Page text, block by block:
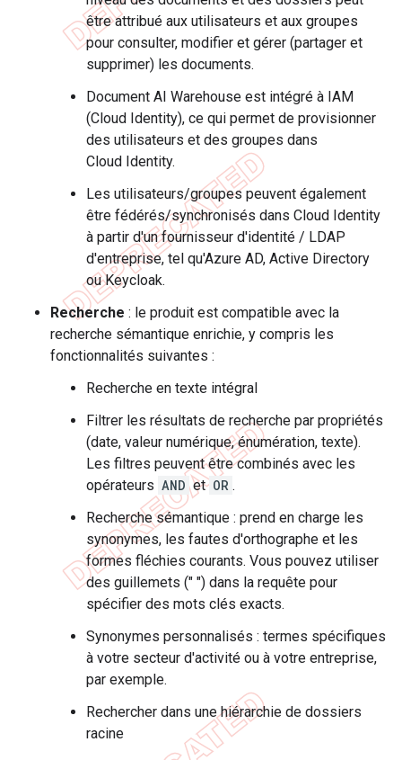
être attribué aux utilisateurs et aux groupes
pour consulter, modifier et gérer (partager et
supprimer) les documents.
Document AI Warehouse est intégré à IAM
(Cloud Identity), ce qui permet de provisionner
des utilisateurs et des groupes dans
Cloud Identity.
Les utilisateurs/groupes peuvent également
être fédérés/synchronisés dans Cloud Identity
à partir d'un fournisseur d'identité / LDAP
d'entreprise, tel qu'Azure AD, Active Directory
ou Keycloak.
Recherche : le produit est compatible avec la
recherche sémantique enrichie, y compris les
fonctionnalités suivantes :
Recherche en texte intégral
Filtrer les résultats de recherche par propriétés
(date, valeur numérique, énumération, texte).
Les filtres peuvent être combinés avec les
opérateurs AND et OR .
Recherche sémantique : prend en charge les
synonymes, les fautes d'orthographe et les
formes fléchies courants. Vous pouvez utiliser
des guillemets (" ") dans la requête pour
spécifier des mots clés exacts.
Synonymes personnalisés : termes spécifiques
à votre secteur d'activité ou à votre entreprise,
par exemple.
Rechercher dans une hiérarchie de dossiers
racine